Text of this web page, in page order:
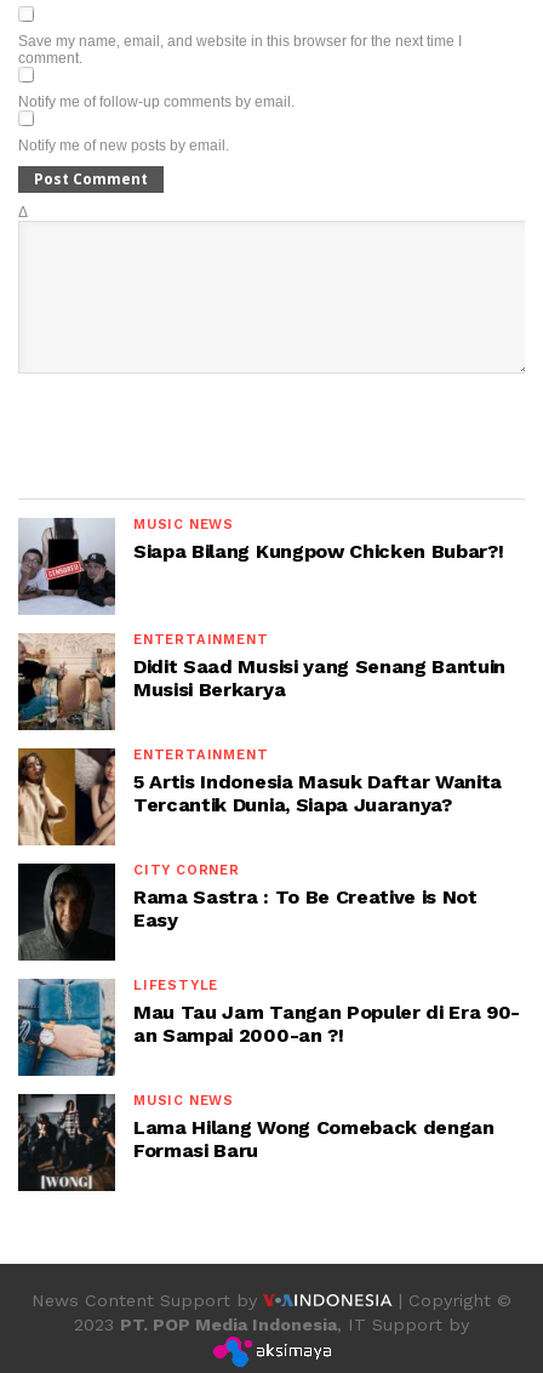
Save my name, email, and website in this browser for the next time I
comment.
Notify me of follow-up comments by email.
Notify me of new posts by email.
Δ
MUSIC NEWS
Siapa Bilang Kungpow Chicken Bubar?!
ENTERTAINMENT
Didit Saad Musisi yang Senang Bantuin
Musisi Berkarya
ENTERTAINMENT
5 Artis Indonesia Masuk Daftar Wanita
Tercantik Dunia, Siapa Juaranya?
CITY CORNER
Rama Sastra : To Be Creative is Not
Easy
LIFESTYLE
Mau Tau Jam Tangan Populer di Era 90-
an Sampai 2000-an ?!
MUSIC NEWS
Lama Hilang Wong Comeback dengan
Formasi Baru
News Content Support by
| Copyright ©
2023 PT. POP Media Indonesia, IT Support by